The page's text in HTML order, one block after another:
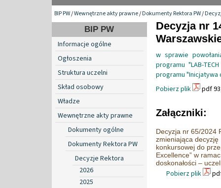
BIP PW/Wewnętrzne akty prawne/Dokumenty Rektora PW/
BIP PW
Informacje ogólne
Ogłoszenia
Struktura uczelni
Skład osobowy
Władze
Wewnętrzne akty prawne
Dokumenty ogólne
Dokumenty Rektora PW
Decyzje Rektora
2026
2025
Decyzja nr
w sprawie
programu "LAB-
programu "Inicjatywa
Pobierz plik
pdf
Załączniki:
Decyzja nr 65/2024
zmieniająca decyzję
konkursowej do
Excellence” w
doskonałości –
Pobierz plik